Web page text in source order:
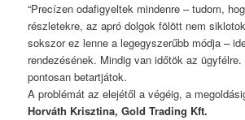
“Precízen odafigyeltek mindenre – tudom,
részletekre, az apró dolgok fölött nem
sokszor ez lenne a legegyszerűbb módja –
rendezésének. Mindig van időtök az
pontosan betartjátok.
A problémát az elejétől a végéig, a
Horváth Krisztina, Gold Trading Kft.